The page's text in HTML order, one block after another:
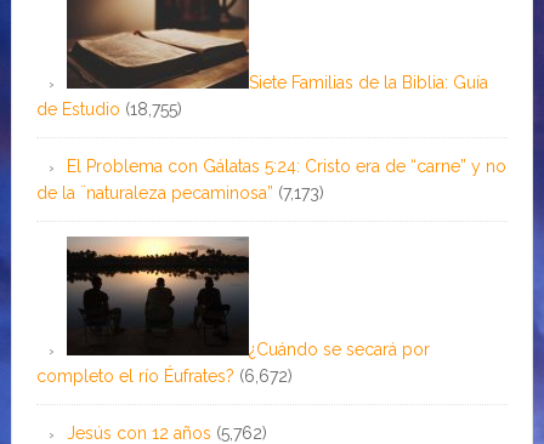
Siete Familias de la Biblia: Guía
de Estudio (18,755)
El Problema con Gálatas 5:24: Cristo era de “carne” y no
de la ¨naturaleza pecaminosa” (7,173)
¿Cuándo se secará por
completo el río Éufrates? (6,672)
Jesús con 12 años (5,762)